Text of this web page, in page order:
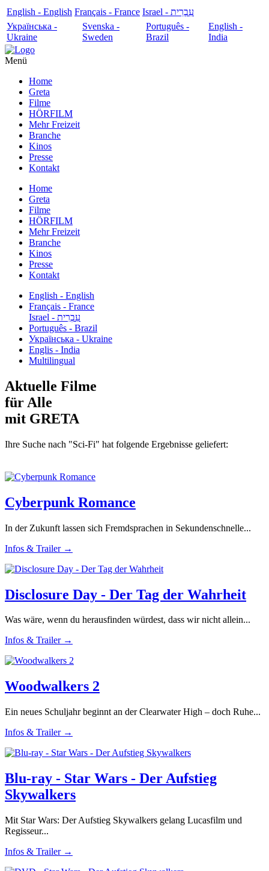
English - English Français - France
עִבְרִית - Israel
Українська -
Ukraine
Svenska -
Sweden
Português -
Brazil
English -
India
Menü
Home
Greta
Filme
HÖRFILM
Mehr Freizeit
Branche
Kinos
Presse
Kontakt
Home
Greta
Filme
HÖRFILM
Mehr Freizeit
Branche
Kinos
Presse
Kontakt
English - English
Français - France
עִבְרִית - Israel
Português - Brazil
Українська - Ukraine
Englis - India
Multilingual
Aktuelle Filme
für Alle
mit GRETA
Ihre Suche nach "Sci-Fi" hat folgende Ergebnisse geliefert:
Cyberpunk Romance
In der Zukunft lassen sich Fremdsprachen in Sekundenschnelle...
Infos & Trailer →
Disclosure Day - Der Tag der Wahrheit
Was wäre, wenn du herausfinden würdest, dass wir nicht allein...
Infos & Trailer →
Woodwalkers 2
Ein neues Schuljahr beginnt an der Clearwater High – doch Ruhe...
Infos & Trailer →
Blu-ray - Star Wars - Der Aufstieg
Skywalkers
Mit Star Wars: Der Aufstieg Skywalkers gelang Lucasfilm und
Regisseur...
Infos & Trailer →